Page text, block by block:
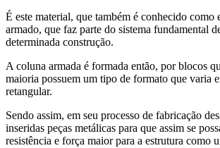
É este material, que também é conhecido como
armado, que faz parte do sistema fundamental
determinada construção.
A coluna armada é formada então, por blocos
maioria possuem um tipo de formato que varia
retangular.
Sendo assim, em seu processo de fabricação
inseridas peças metálicas para que assim se
resistência e força maior para a estrutura como